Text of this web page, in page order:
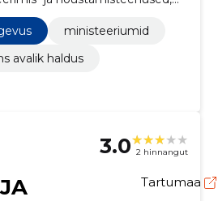
seire- või
puhastusteenused,
Telefoni- ja
Uurimis- ja arendustöö
nõustamisteenused
ministeeriumid
avalik haldus
3.0 2 hinnangut
Tartumaa